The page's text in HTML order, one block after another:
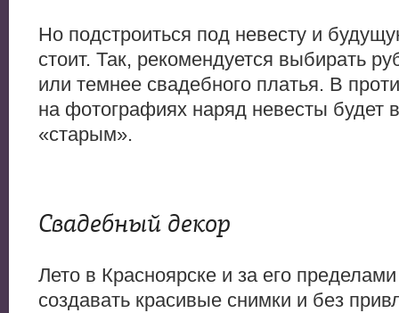
Но подстроиться под невесту и
стоит. Так, рекомендуется выбирать
или темнее свадебного платья. В
на фотографиях наряд невесты будет
«старым».
Свадебный декор
Лето в Красноярске и за его
создавать красивые снимки и без